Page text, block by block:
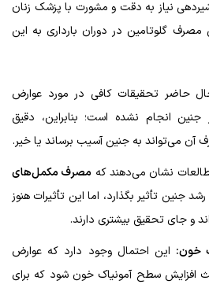
شیردهی نیاز به دقت و مشورت با پزشک زنان
مصرف گلوتامین در دوران بارداری به این
حاضر تحقیقات کافی در مورد عوارض
انجام نشده است؛ بنابراین، دقیق
می‌تواند به جنین آسیب برساند یا خیر.
نشان می‌دهند که مصرف مکمل‌های
جنین تأثیر بگذارد، اما این تأثیرات هنوز
و جای تحقیق بیشتری دارند.
خون: این احتمال وجود دارد که عوارض
افزایش سطح آمونیاک خون شود که برای